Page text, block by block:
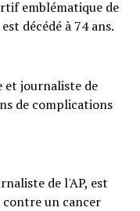
emblématique de
décédé à 74 ans.
et journaliste de
de complications
de l'AP, est
contre un cancer